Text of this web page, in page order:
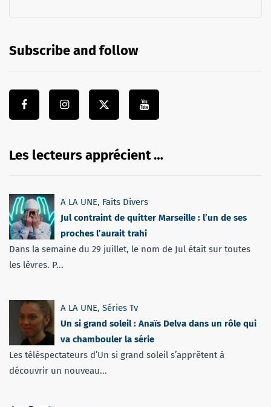
Subscribe and follow
Les lecteurs apprécient …
A LA UNE, Faits Divers
Jul contraint de quitter Marseille : l’un de ses
proches l’aurait trahi
Dans la semaine du 29 juillet, le nom de Jul était sur toutes
les lèvres. P...
A LA UNE, Séries Tv
Un si grand soleil : Anaïs Delva dans un rôle qui
va chambouler la série
Les téléspectateurs d’Un si grand soleil s’apprêtent à
découvrir un nouveau...